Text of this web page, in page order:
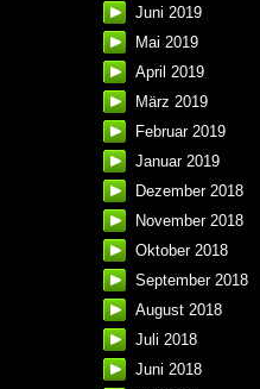
Juni 2019
Mai 2019
April 2019
März 2019
Februar 2019
Januar 2019
Dezember 2018
November 2018
Oktober 2018
September 2018
August 2018
Juli 2018
Juni 2018